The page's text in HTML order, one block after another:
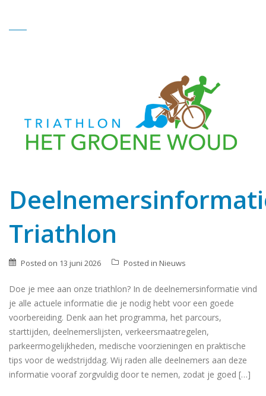
Triathlon
Posted on 13 juni 2026 Posted in Nieuws
Doe je mee aan onze triathlon? In de deelnemersinformatie vind
je alle actuele informatie die je nodig hebt voor een goede
voorbereiding. Denk aan het programma, het parcours,
starttijden, deelnemerslijsten, verkeersmaatregelen,
parkeermogelijkheden, medische voorzieningen en praktische
tips voor de wedstrijddag. Wij raden alle deelnemers aan deze
informatie vooraf zorgvuldig door te nemen, zodat je goed […]